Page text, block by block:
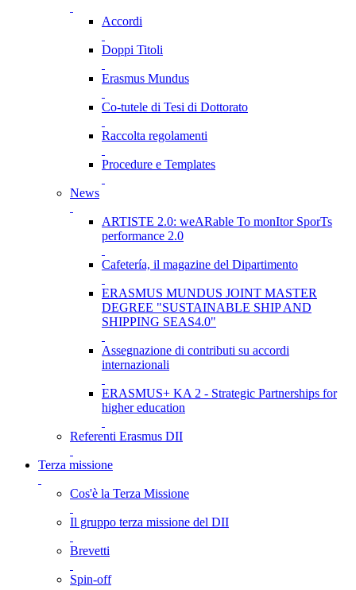
Accordi
Doppi Titoli
Erasmus Mundus
Co-tutele di Tesi di Dottorato
Raccolta regolamenti
Procedure e Templates
News
ARTISTE 2.0: weARable To monItor SporTs
performance 2.0
Cafetería, il magazine del Dipartimento
ERASMUS MUNDUS JOINT MASTER
DEGREE "SUSTAINABLE SHIP AND
SHIPPING SEAS4.0"
Assegnazione di contributi su accordi
internazionali
ERASMUS+ KA 2 - Strategic Partnerships for
higher education
Referenti Erasmus DII
Terza missione
Cos'è la Terza Missione
Il gruppo terza missione del DII
Brevetti
Spin-off